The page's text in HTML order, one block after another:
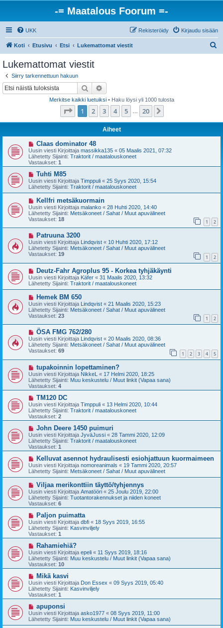
-= Maatalous Foorum =-
UKK Kirjaudu sisään
Rekisteröidy
Koti Etusivu Etsi Lukemattomat viestit
Lukemattomat viestit
Siirry tarkennettuun hakuun
Etsi
Merkitse kaikki luetuiksi• Haku löysi yli 1000 tulosta
Sivu /20
1 2 3 4 5 20
Aiheet
U
u
s
i
v
s
t
Claas dominator 48
Uusin viesti Kirjoittaja massikka135 « 05 Maalis 2021, 07:32
Lähetetty Sijainti: Traktorit / maatalouskoneet
Vastaukset: 1
U
u
s
i
v
e
s
t
i
Tuhti M85
Uusin viesti Kirjoittaja Timppuli « 25 Syys 2020, 15:54
Lähetetty Sijainti: Traktorit / maatalouskoneet
U
u
s
i
v
i
s
t
i
Kellfri metsäkuormain
Uusin viesti Kirjoittaja malanko « 28 Huhti 2020, 14:40
Lähetetty Sijainti: Metsäkoneet / Sahat / Muut apuvälineet
Vastaukset: 18 1 2
U
u
s
i
v
i
e
s
t
Patruuna 3200
Uusin viesti Kirjoittaja Lindqvist « 10 Huhti 2020, 17:12
Lähetetty Sijainti: Metsäkoneet / Sahat / Muut apuvälineet
Vastaukset: 19 1 2
U
u
s
i
v
e
s
t
i
Deutz-Fahr Agroplus 95 - Korkea tyhjäkäynti
Uusin viesti Kirjoittaja Käfer « 31 Maalis 2020, 13:32
Lähetetty Sijainti: Traktorit / maatalouskoneet
U
u
s
i
v
i
e
s
t
i
Hemek BM 650
Uusin viesti Kirjoittaja Lindqvist « 21 Maalis 2020, 15:23
Lähetetty Sijainti: Metsäkoneet / Sahat / Muut apuvälineet
Vastaukset: 23 1 2
U
u
s
i
i
e
s
t
i
ÖSA FMG 762/280
Uusin viesti Kirjoittaja Lindqvist « 20 Maalis 2020, 08:36
Lähetetty Sijainti: Metsäkoneet / Sahat / Muut apuvälineet
Vastaukset: 69 1 2 3 4 5
U
u
s
i
v
s
t
i
tupakoinnin lopettaminen?
Uusin viesti Kirjoittaja NikkeL « 17 Helmi 2020, 18:25
Lähetetty Sijainti: Muu keskustelu / Muut linkit (Vapaa sana)
Vastaukset: 4
U
u
s
i
v
e
s
t
i
TM120 DC
Uusin viesti Kirjoittaja Timppuli « 13 Helmi 2020, 10:44
Lähetetty Sijainti: Traktorit / maatalouskoneet
Vastaukset: 2
U
u
s
i
v
e
s
t
John Deere 1450 puimuri
Uusin viesti Kirjoittaja JyväJussi « 28 Tammi 2020, 12:09
Lähetetty Sijainti: Traktorit / maatalouskoneet
Vastaukset: 1
U
u
s
i
v
e
s
t
Kelluvat asennot hydraulisesti esiohjattuun kuormaimeen
Uusin viesti Kirjoittaja nomoreanimals « 19 Tammi 2020, 20:57
Lähetetty Sijainti: Metsäkoneet / Sahat / Muut apuvälineet
U
u
s
i
v
e
s
t
i
Viljaa merikonttiin täyttö/tyhjennys
Uusin viesti Kirjoittaja Amatööri « 25 Joulu 2019, 22:00
Lähetetty Sijainti: Tuotantorakennukset ja niiden koneet
Vastaukset: 6
U
u
s
i
v
e
s
t
i
Paljon puimatta
Uusin viesti Kirjoittaja dbfi « 18 Syys 2019, 16:55
Lähetetty Sijainti: Kasvinviljely
Vastaukset: 1
U
u
s
i
v
e
s
t
i
Rahamiehiä?
Uusin viesti Kirjoittaja epeli « 11 Syys 2019, 18:16
Lähetetty Sijainti: Muu keskustelu / Muut linkit (Vapaa sana)
Vastaukset: 10
U
u
s
i
v
e
s
t
Mikä kasvi
Uusin viesti Kirjoittaja Don Essex « 09 Syys 2019, 05:40
Lähetetty Sijainti: Kasvinviljely
Vastaukset: 1
U
u
s
i
apuponsi
Uusin viesti Kirjoittaja asko1977 « 08 Syys 2019, 11:00
Lähetetty Sijainti: Muu keskustelu / Muut linkit (Vapaa sana)